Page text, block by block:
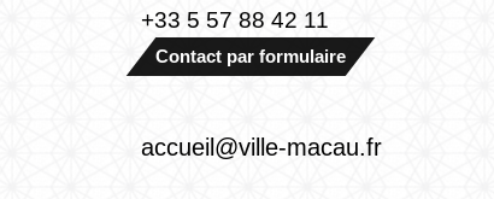
+33 5 57 88 42 11
Contact par formulaire
accueil@ville-macau.fr